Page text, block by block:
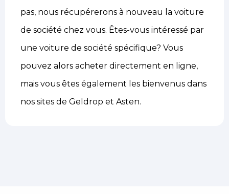
pas, nous récupérerons à nouveau la voiture
de société chez vous. Êtes-vous intéressé par
une voiture de société spécifique? Vous
pouvez alors acheter directement en ligne,
mais vous êtes également les bienvenus dans
nos sites de Geldrop et Asten.